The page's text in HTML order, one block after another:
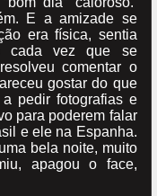
E a amizade se
era física, sentia
cada vez que se
comentar o
gostar do que
pedir fotografias e
para poderem falar
e ele na Espanha.
bela noite, muito
apagou o face,